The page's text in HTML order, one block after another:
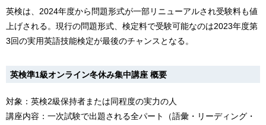
英検は、2024年度から問題形式が一部リニューアルされ受験料も値
上げされる。現行の問題形式、検定料で受験可能なのは2023年度第
3回の実用英語技能検定が最後のチャンスとなる。
英検準1級オンライン冬休み集中講座 概要
対象：英検2級保持者または同程度の実力の人
講座内容：一次試験で出題される全パート（語彙・リーディング・